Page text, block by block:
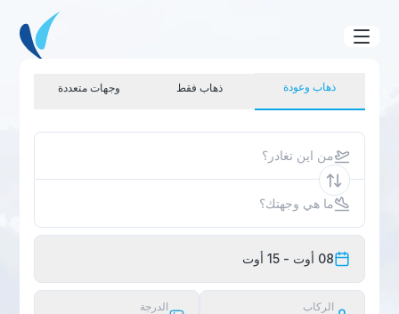
ذهاب وعودة ذهاب فقط وجهات متعددة
من اين تغادر؟
ما هي وجهتك؟
08 أوت - 15 أوت
الركاب الدرجة